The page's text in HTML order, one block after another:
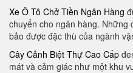
Xe Ô Tô Chở Tiền Ngân Hàng
chuyển cho ngân hàng. Những
bảo được đặc thù của ngành
Cây Cảnh Biệt Thự Cao Cấp
mát và cảm giác như một khu